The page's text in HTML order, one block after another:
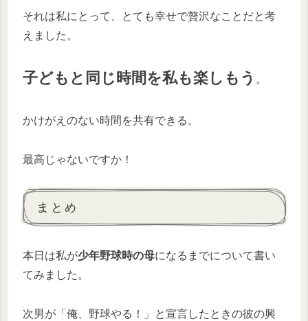
それは私にとって、とても幸せで贅沢なことだと考
えました。
子どもと同じ時間を私も楽しもう 。
かけがえのない時間を共有できる。
最高じゃないですか！
まとめ
本日は私が少年野球時の母になるまでについて書い
てみました。
次男が「俺、野球やる！」と宣言したときの彼の興